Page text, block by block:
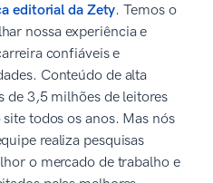
editorial da Zety. Temos o
nossa experiência e
confiáveis e
Conteúdo de alta
de 3,5 milhões de leitores
todos os anos. Mas nós
realiza pesquisas
o mercado de trabalho e